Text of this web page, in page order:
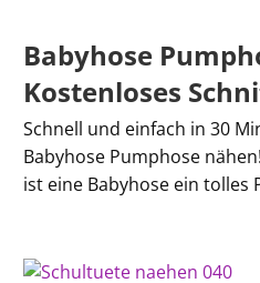
Babyhose
Kostenloses
Schnell und einfach in 30
Babyhose Pumphose
ist eine Babyhose ein tolles